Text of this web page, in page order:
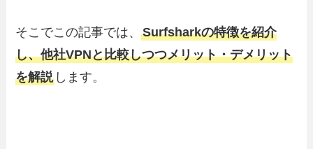
そこでこの記事では、Surfsharkの特徴を紹介
し、他社VPNと比較しつつメリット・デメリット
を解説 します。